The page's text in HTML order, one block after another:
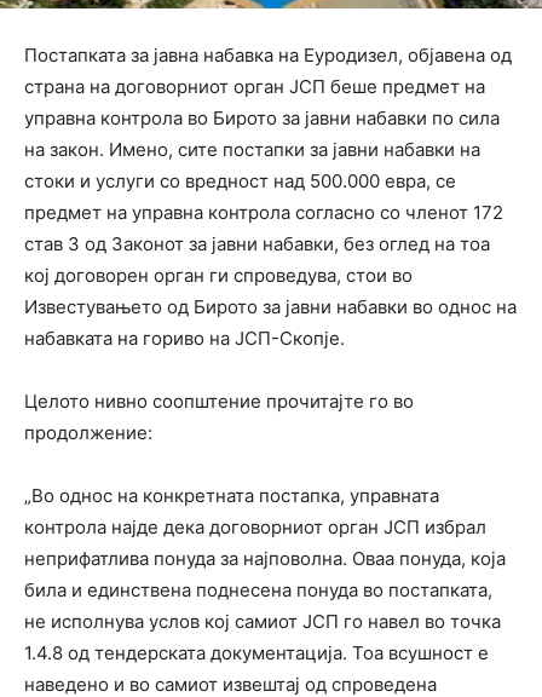
Постапката за јавна набавка на Еуродизел, објавена од
страна на договорниот орган ЈСП беше предмет на
управна контрола во Бирото за јавни набавки по сила
на закон. Имено, сите постапки за јавни набавки на
стоки и услуги со вредност над 500.000 евра, се
предмет на управна контрола согласно со членот 172
став 3 од Законот за јавни набавки, без оглед на тоа
кој договорен орган ги спроведува, стои во
Известувањето од Бирото за јавни набавки во однос на
набавката на гориво на ЈСП-Скопје.
Целото нивно соопштение прочитајте го во
продолжение:
„Во однос на конкретната постапка, управната
контрола најде дека договорниот орган ЈСП избрал
неприфатлива понуда за најповолна. Оваа понуда, која
била и единствена поднесена понуда во постапката,
не исполнува услов кој самиот ЈСП го навел во точка
1.4.8 од тендерската документација. Тоа всушност е
наведено и во самиот извештај од спроведена